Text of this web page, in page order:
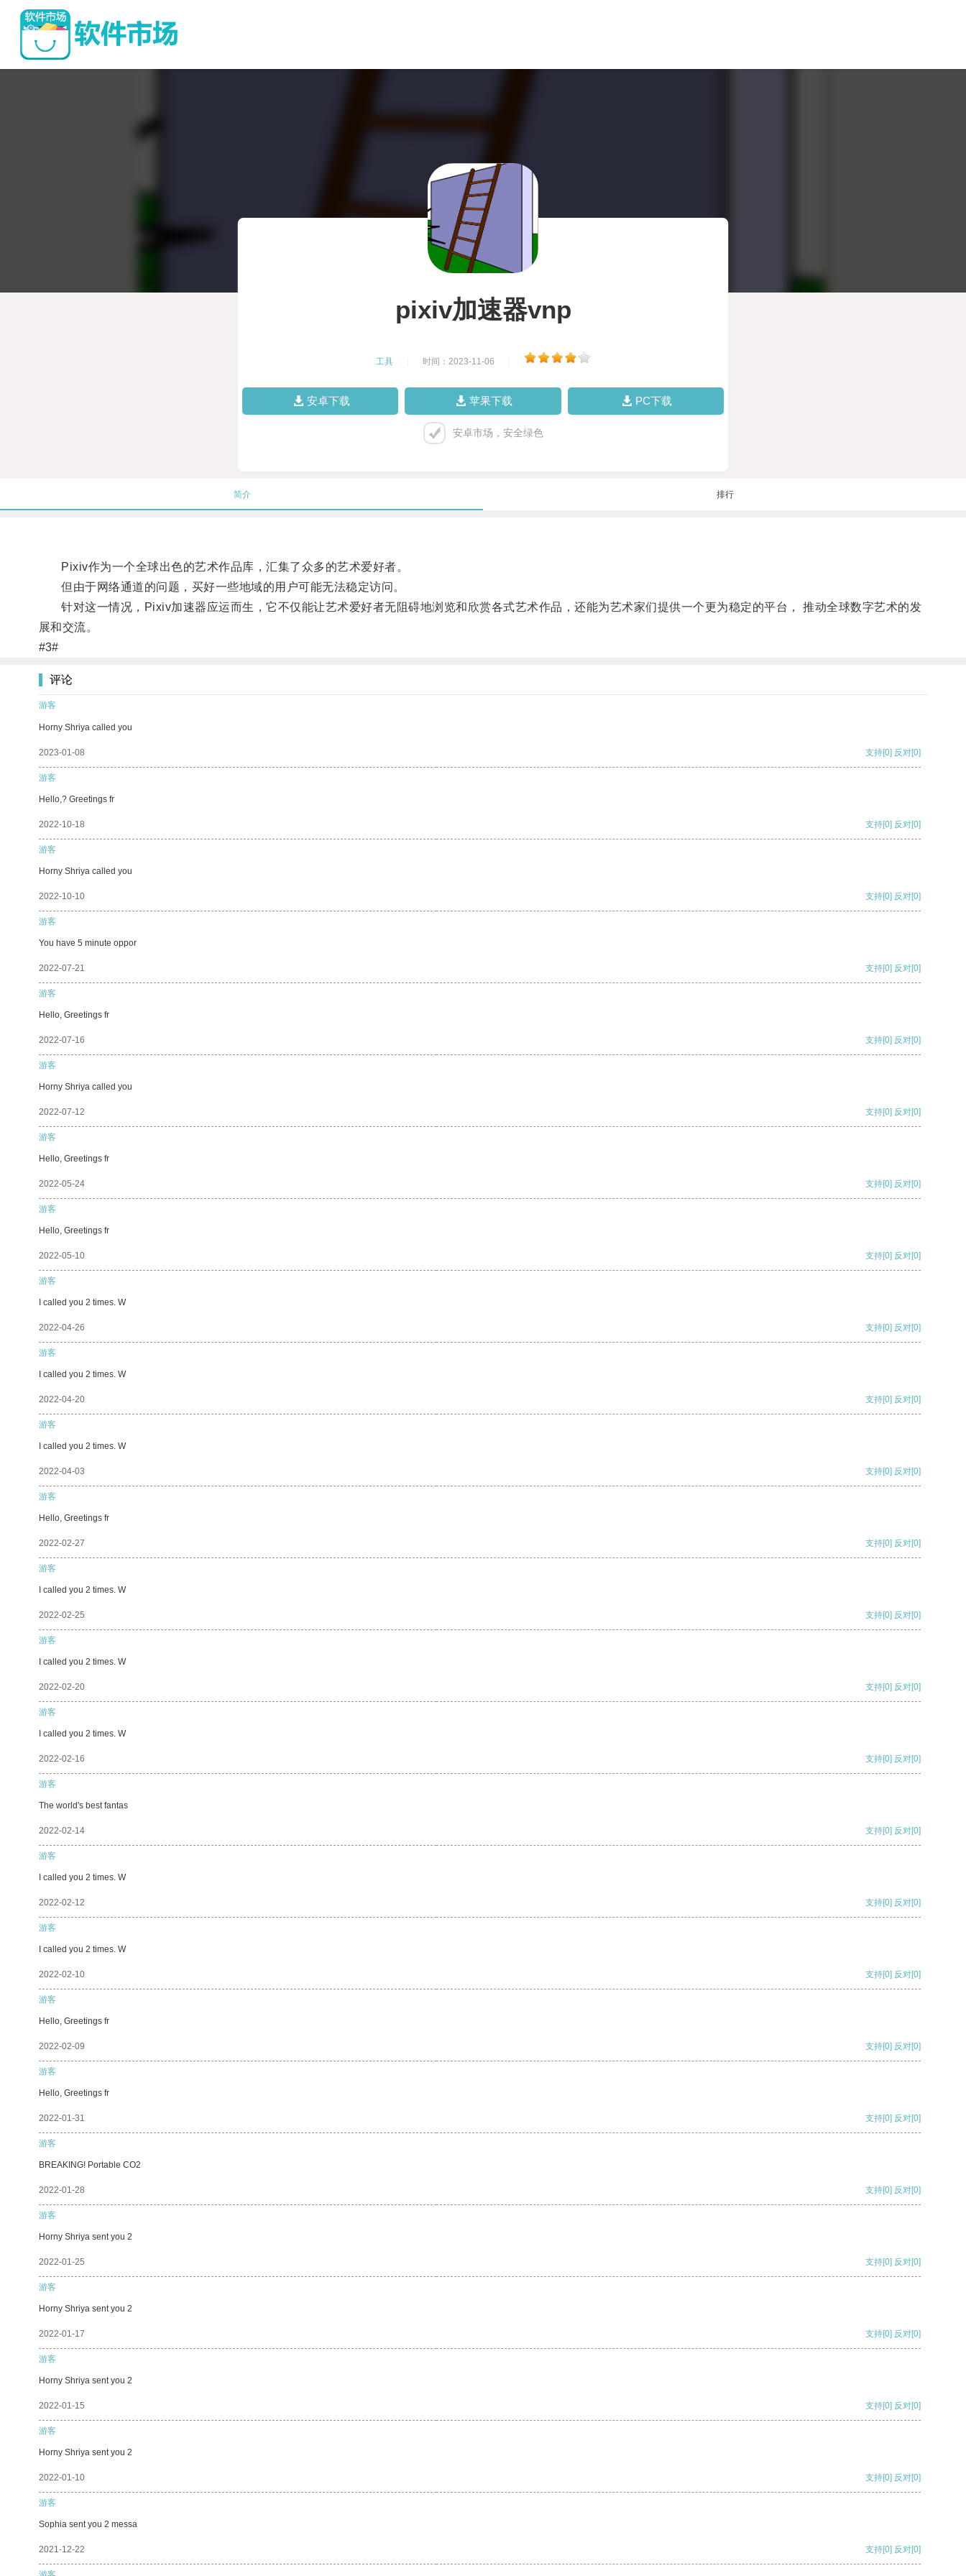
pixiv加速器vnp
工具 时间：2023-11-06
安卓下载 苹果下载 PC下载
安卓市场，安全绿色
简介 排行
Pixiv作为一个全球出色的艺术作品库，汇集了众多的艺术爱好者。
但由于网络通道的问题，买好一些地域的用户可能无法稳定访问。
针对这一情况，Pixiv加速器应运而生，它不仅能让艺术爱好者无阻碍地浏览和欣赏各式艺术作品，还能为艺术家们提供一个更为稳定的平台， 推动全球数字艺术的发
展和交流。
#3#
评论
游客
Horny Shriya called you
2023-01-08 支持[0] 反对[0]
游客
Hello,? Greetings fr
2022-10-18 支持[0] 反对[0]
游客
Horny Shriya called you
2022-10-10 支持[0] 反对[0]
游客
You have 5 minute oppor
2022-07-21 支持[0] 反对[0]
游客
Hello, Greetings fr
2022-07-16 支持[0] 反对[0]
游客
Horny Shriya called you
2022-07-12 支持[0] 反对[0]
游客
Hello, Greetings fr
2022-05-24 支持[0] 反对[0]
游客
Hello, Greetings fr
2022-05-10 支持[0] 反对[0]
游客
I called you 2 times. W
2022-04-26 支持[0] 反对[0]
游客
I called you 2 times. W
2022-04-20 支持[0] 反对[0]
游客
I called you 2 times. W
2022-04-03 支持[0] 反对[0]
游客
Hello, Greetings fr
2022-02-27 支持[0] 反对[0]
游客
I called you 2 times. W
2022-02-25 支持[0] 反对[0]
游客
I called you 2 times. W
2022-02-20 支持[0] 反对[0]
游客
I called you 2 times. W
2022-02-16 支持[0] 反对[0]
游客
The world's best fantas
2022-02-14 支持[0] 反对[0]
游客
I called you 2 times. W
2022-02-12 支持[0] 反对[0]
游客
I called you 2 times. W
2022-02-10 支持[0] 反对[0]
游客
Hello, Greetings fr
2022-02-09 支持[0] 反对[0]
游客
Hello, Greetings fr
2022-01-31 支持[0] 反对[0]
游客
BREAKING! Portable CO2
2022-01-28 支持[0] 反对[0]
游客
Horny Shriya sent you 2
2022-01-25 支持[0] 反对[0]
游客
Horny Shriya sent you 2
2022-01-17 支持[0] 反对[0]
游客
Horny Shriya sent you 2
2022-01-15 支持[0] 反对[0]
游客
Horny Shriya sent you 2
2022-01-10 支持[0] 反对[0]
游客
Sophia sent you 2 messa
2021-12-22 支持[0] 反对[0]